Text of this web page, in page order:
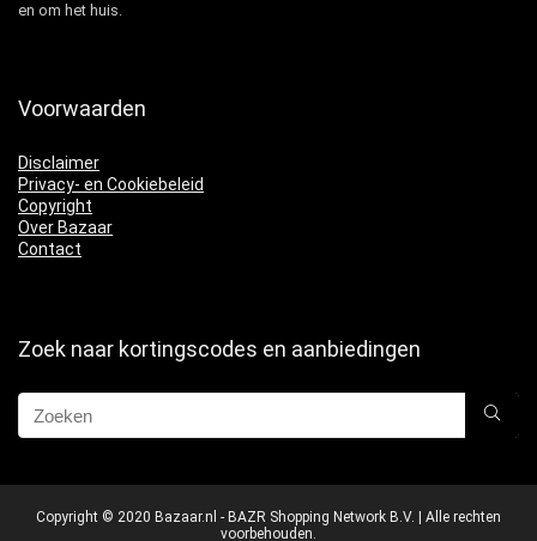
en om het huis.
Voorwaarden
Disclaimer
Privacy- en Cookiebeleid
Copyright
Over Bazaar
Contact
Zoek naar kortingscodes en aanbiedingen
Copyright © 2020 Bazaar.nl - BAZR Shopping Network B.V. | Alle rechten
voorbehouden.